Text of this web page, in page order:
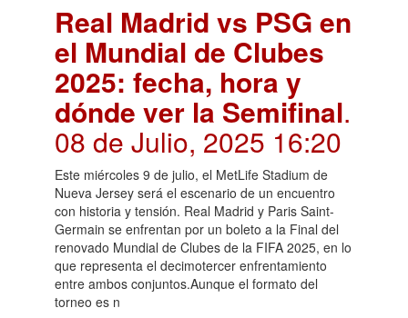
Real Madrid vs PSG en
el Mundial de Clubes
2025: fecha, hora y
dónde ver la Semifinal.
08 de Julio, 2025 16:20
Este miércoles 9 de julio, el MetLife Stadium de
Nueva Jersey será el escenario de un encuentro
con historia y tensión. Real Madrid y Paris Saint-
Germain se enfrentan por un boleto a la Final del
renovado Mundial de Clubes de la FIFA 2025, en lo
que representa el decimotercer enfrentamiento
entre ambos conjuntos.Aunque el formato del
torneo es n